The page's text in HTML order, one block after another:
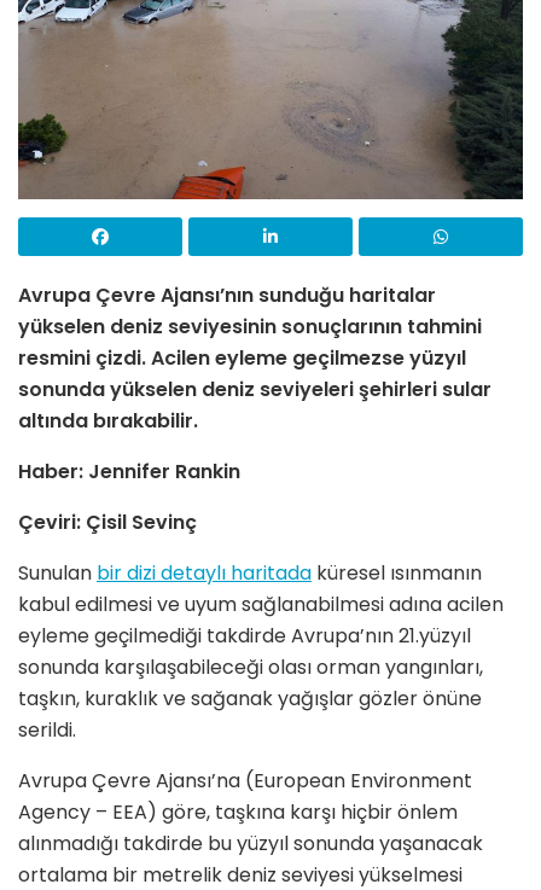
Avrupa Çevre Ajansı’nın sunduğu haritalar
yükselen deniz seviyesinin sonuçlarının tahmini
resmini çizdi. Acilen eyleme geçilmezse yüzyıl
sonunda yükselen deniz seviyeleri şehirleri sular
altında bırakabilir.
Haber: Jennifer Rankin
Çeviri: Çisil Sevinç
Sunulan bir dizi detaylı haritada küresel ısınmanın
kabul edilmesi ve uyum sağlanabilmesi adına acilen
eyleme geçilmediği takdirde Avrupa’nın 21.yüzyıl
sonunda karşılaşabileceği olası orman yangınları,
taşkın, kuraklık ve sağanak yağışlar gözler önüne
serildi.
Avrupa Çevre Ajansı’na (European Environment
Agency – EEA) göre, taşkına karşı hiçbir önlem
alınmadığı takdirde bu yüzyıl sonunda yaşanacak
ortalama bir metrelik deniz seviyesi yükselmesi